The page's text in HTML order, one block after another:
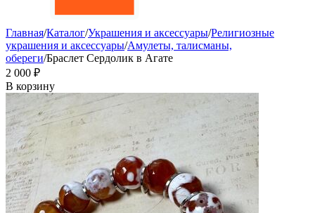
Главная/Каталог/Украшения и аксессуары/Религиозные
украшения и аксессуары/Амулеты, талисманы,
обереги/Браслет Сердолик в Агате
2 000 ₽
В корзину